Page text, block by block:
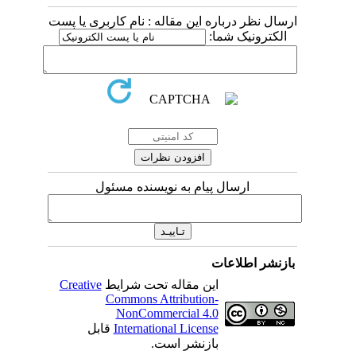
ارسال نظر درباره این مقاله : نام کاربری یا پست
الکترونیک شما:
ارسال پیام به نویسنده مسئول
بازنشر اطلاعات
این مقاله تحت شرایطCreative
Commons Attribution-
NonCommercial 4.0
International Licenseقابل
بازنشر است.